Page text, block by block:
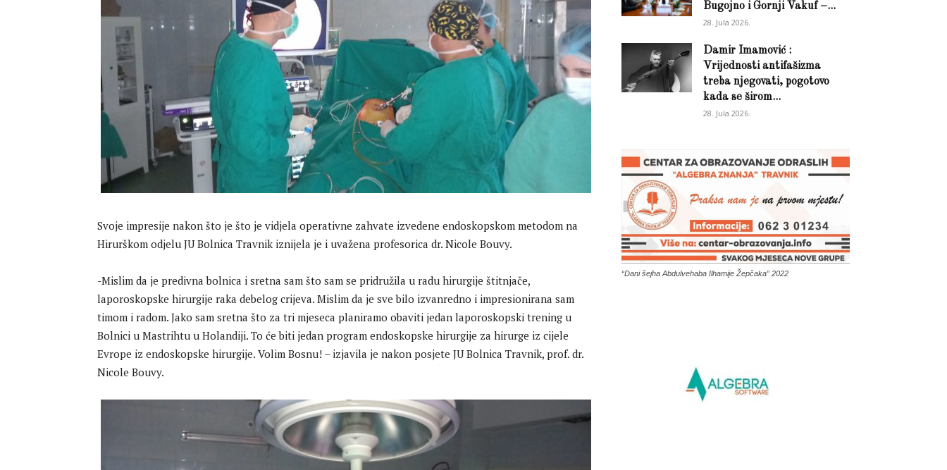
Svoje impresije nakon što je što je vidjela operativne zahvate izvedene endoskopskom metodom na
Hirurškom odjelu JU Bolnica Travnik iznijela je i uvažena profesorica dr. Nicole Bouvy.
-Mislim da je predivna bolnica i sretna sam što sam se pridružila u radu hirurgije štitnjače,
laporoskopske hirurgije raka debelog crijeva. Mislim da je sve bilo izvanredno i impresionirana sam
timom i radom. Jako sam sretna što za tri mjeseca planiramo obaviti jedan laporoskopski trening u
Bolnici u Mastrihtu u Holandiji. To će biti jedan program endoskopske hirurgije za hirurge iz cijele
Evrope iz endoskopske hirurgije. Volim Bosnu! – izjavila je nakon posjete JU Bolnica Travnik, prof. dr.
Nicole Bouvy.
Bugojno i Gornji Vakuf –...
28. Jula 2026.
Damir Imamović :
Vrijednosti antifašizma
treba njegovati, pogotovo
kada se širom...
28. Jula 2026.
“Dani šejha Abdulvehaba Ilhamije Žepčaka” 2022